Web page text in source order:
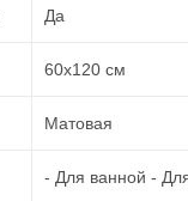
Да
60х120 см
Матовая
- Для ванной -